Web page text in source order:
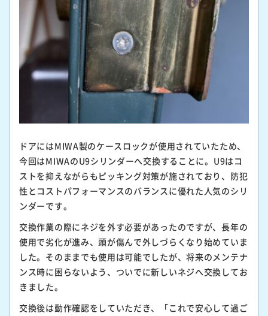
ドアにはMIWA製のケースロックが使用されていたため、
今回はMIWAのU9シリンダーへ交換することに。U9はコ
ストを抑えながらもピッキング対策が施されており、防犯
性とコストパフォーマンスのバランスに優れた人気のシリ
ンダーです。
交換作業の際にネジを外す必要があったのですが、長年の
使用で劣化が進み、頭が傷んで外しづらくなり始めていま
した。そのままでも使用は可能でしたが、将来のメンテナ
ンス時に困らないよう、ついでに新しいネジへ交換してお
きました。
交換後は動作確認をしていただき、「これで安心して過ご